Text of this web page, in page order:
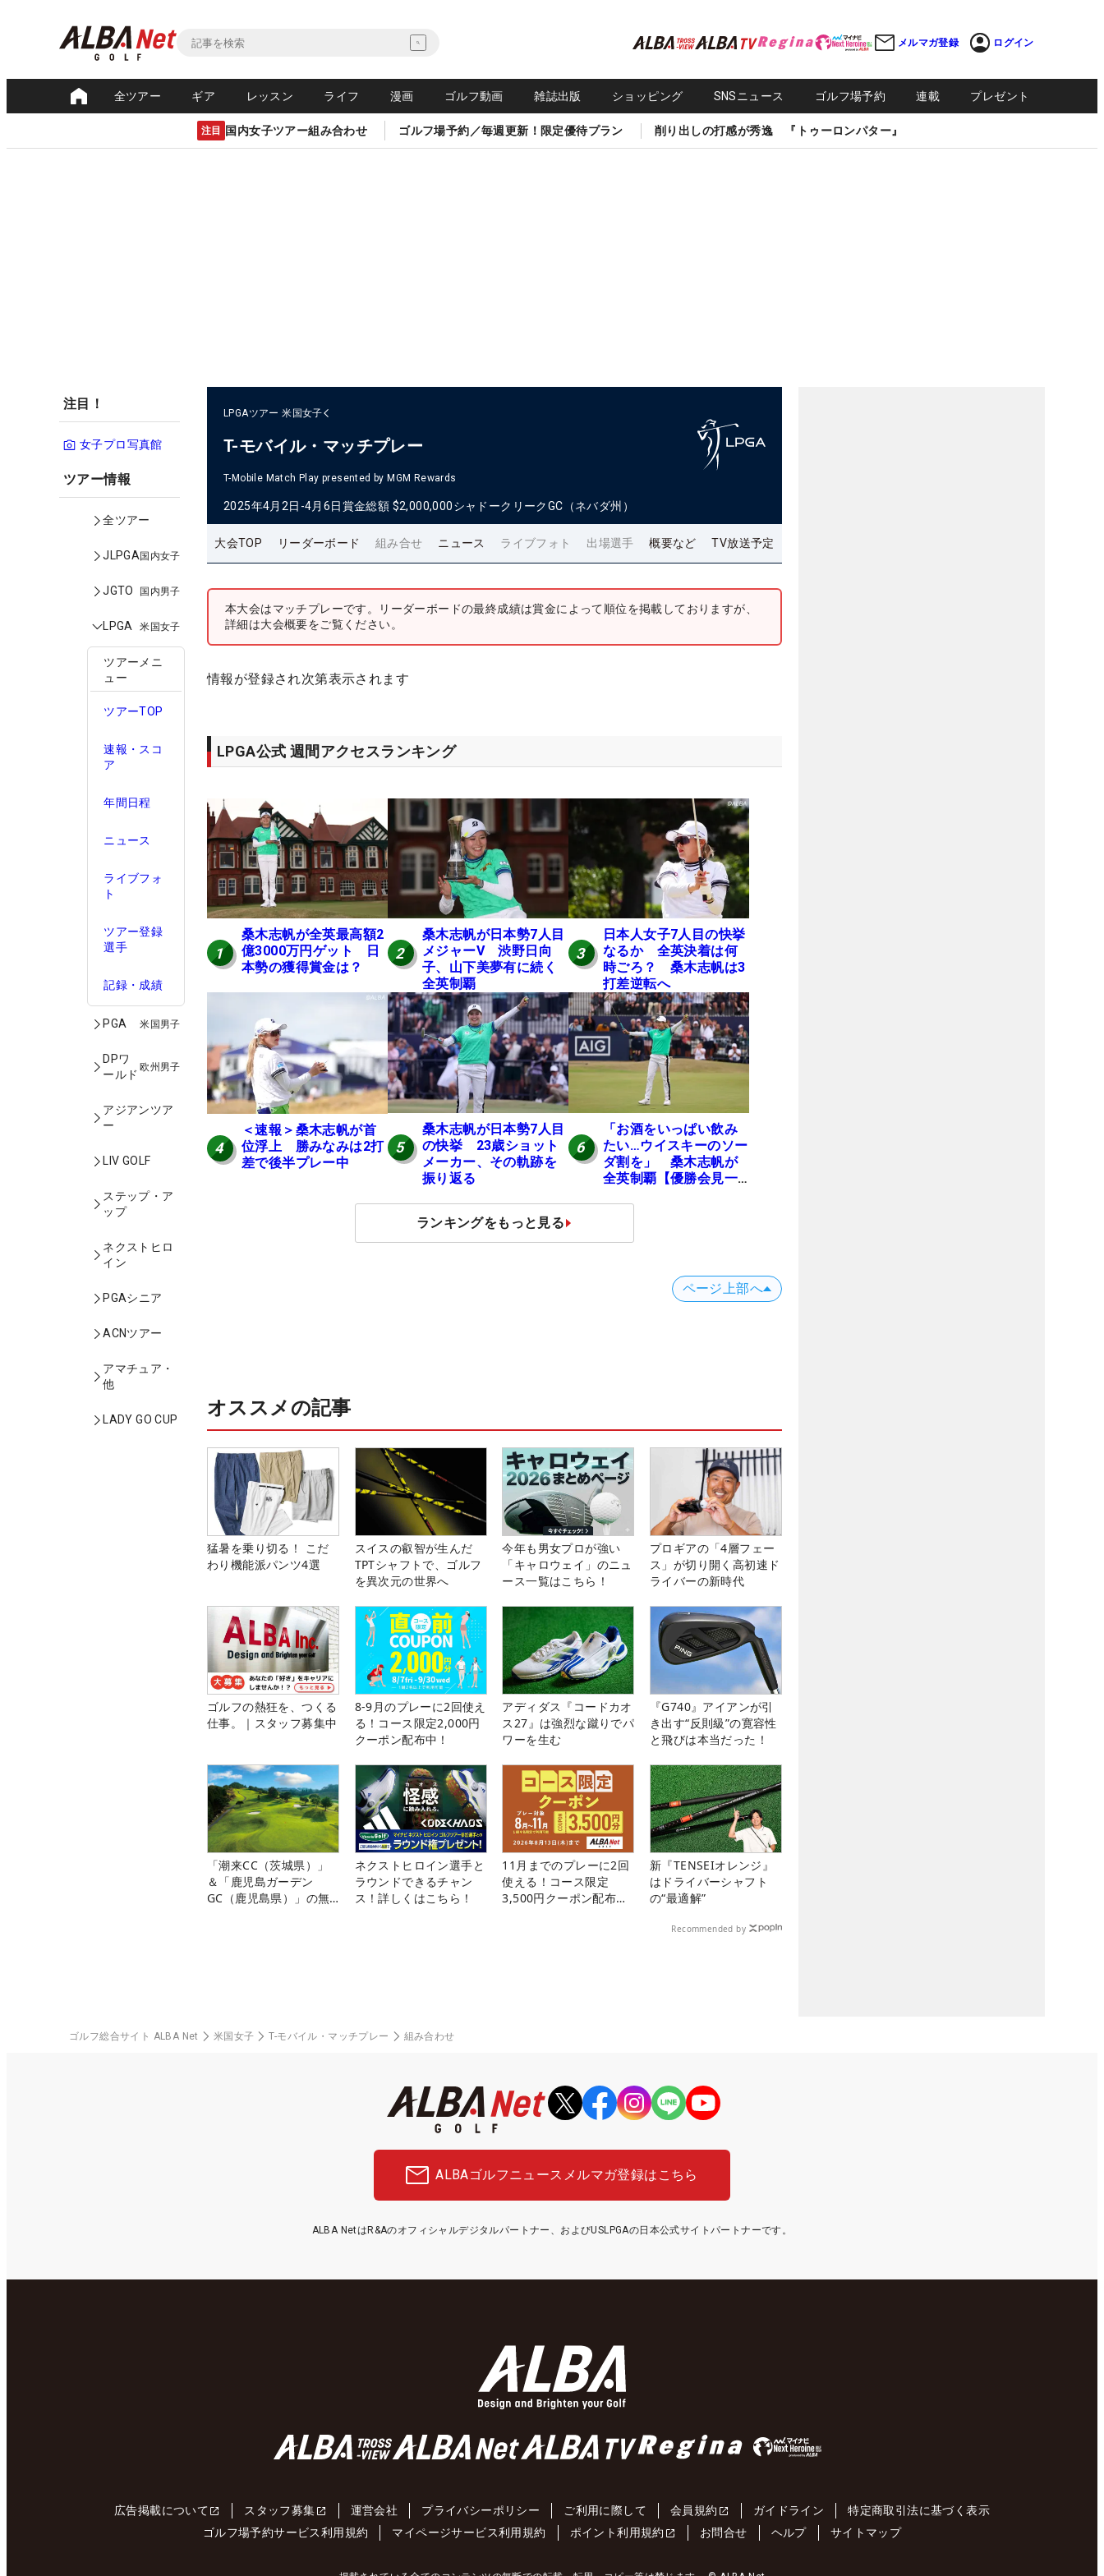
メルマガ登録 ログイン
全ツアー ギア レッスン ライフ 漫画 ゴルフ動画 雑誌出版 ショッピング SNSニュース ゴルフ場予約 連載 プレゼント
注目 国内女子ツアー組み合わせ ゴルフ場予約／毎週更新！限定優待プラン 削り出しの打感が秀逸 『トゥーロンパター』
注目！
女子プロ写真館
ツアー情報
全ツアー
JLPGA国内女子
JGTO 国内男子
LPGA 米国女子
ツアーメニ
ュー
ツアーTOP
速報・スコ
ア
年間日程
ニュース
ライブフォ
ト
ツアー登録
選手
記録・成績
PGA 米国男子
DPワ
ールド
欧州男子
アジアンツア
ー
LIV GOLF
ステップ・ア
ップ
ネクストヒロ
イン
PGAシニア
ACNツアー
アマチュア・
他
LADY GO CUP
LPGAツアー 米国女子
T-モバイル・マッチプレー
T-Mobile Match Play presented by MGM Rewards
2025年4月2日-4月6日賞金総額 $2,000,000シャドークリークGC（ネバダ州）
大会TOP リーダーボード 組み合せ ニュース ライブフォト 出場選手 概要など TV放送予定
本大会はマッチプレーです。リーダーボードの最終成績は賞金によって順位を掲載しておりますが、
詳細は大会概要をご覧ください。
情報が登録され次第表示されます
LPGA公式 週間アクセスランキング
1
桑木志帆が全英最高額2
億3000万円ゲット 日
本勢の獲得賞金は？
2
桑木志帆が日本勢7人目
メジャーV 渋野日向
子、山下美夢有に続く
全英制覇
3
日本人女子7人目の快挙
なるか 全英決着は何
時ごろ？ 桑木志帆は3
打差逆転へ
4
＜速報＞桑木志帆が首
位浮上 勝みなみは2打
差で後半プレー中
5
桑木志帆が日本勢7人目
の快挙 23歳ショット
メーカー、その軌跡を
振り返る
6
「お酒をいっぱい飲み
たい…ウイスキーのソー
ダ割を」 桑木志帆が
全英制覇【優勝会見一
ランキングをもっと見る
ページ上部へ
オススメの記事
猛暑を乗り切る！ こだ
わり機能派パンツ4選
スイスの叡智が生んだ
TPTシャフトで、ゴルフ
を異次元の世界へ
今年も男女プロが強い
「キャロウェイ」のニュ
ース一覧はこちら！
プロギアの「4層フェー
ス」が切り開く高初速ド
ライバーの新時代
ゴルフの熱狂を、つくる
仕事。｜スタッフ募集中
8-9月のプレーに2回使え
る！コース限定2,000円
クーポン配布中！
アディダス『コードカオ
ス27』は強烈な蹴りでパ
ワーを生む
『G740』アイアンが引
き出す“反則級”の寛容性
と飛びは本当だった！
「潮来CC（茨城県）」
＆「鹿児島ガーデン
GC（鹿児島県）」の無
ネクストヒロイン選手と
ラウンドできるチャン
ス！詳しくはこちら！
11月までのプレーに2回
使える！コース限定
3,500円クーポン配布
新『TENSEIオレンジ』
はドライバーシャフト
の“最適解”
Recommended by
ゴルフ総合サイト ALBA Net 米国女子 T-モバイル・マッチプレー 組み合わせ
ALBAゴルフニュース メルマガ登録はこちら
ALBA NetはR&Aのオフィシャルデジタルパートナー、およびUSLPGAの日本公式サイトパートナーです。
広告掲載について スタッフ募集 運営会社 プライバシーポリシー ご利用に際して 会員規約 ガイドライン
特定商取引法に基づく表示
ゴルフ場予約サービス利用規約
マイページサービス利用規約 ポイント利用規約 お問合せ ヘルプ サイトマップ